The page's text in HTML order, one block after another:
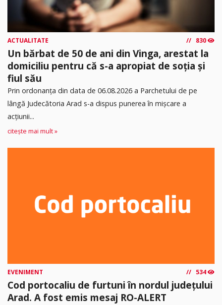
ACTUALITATE 830
Un bărbat de 50 de ani din Vinga, arestat la
domiciliu pentru că s-a apropiat de soția și
fiul său
Prin ordonanța din data de 06.08.2026 a Parchetului de pe
lângă Judecătoria Arad s-a dispus punerea în mişcare a
acţiunii...
citește mai mult »
EVENIMENT 534
Cod portocaliu de furtuni în nordul județului
Arad. A fost emis mesaj RO-ALERT